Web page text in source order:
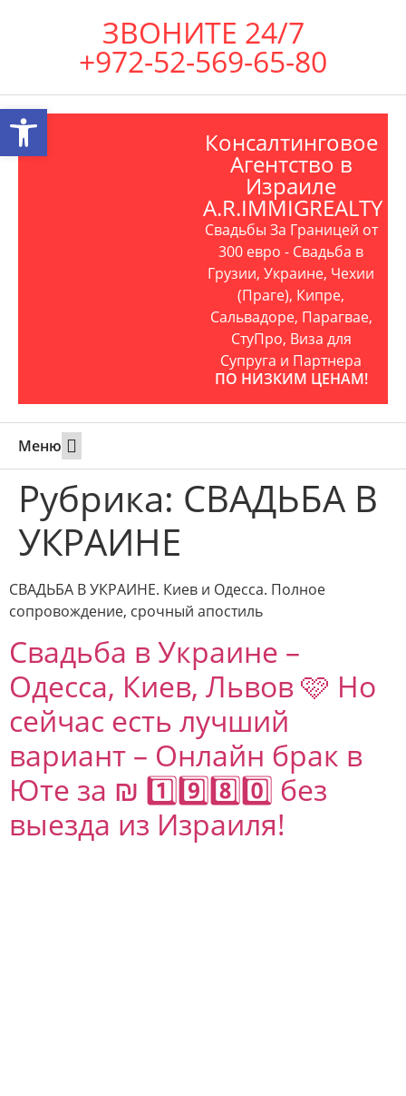
ЗВОНИТЕ 24/7
+972-52-569-65-80
Консалтинговое
Агентство в
Израиле
A.R.IMMIGREALTY
Свадьбы За Границей от
300 евро - Свадьба в
Грузии, Украине, Чехии
(Праге), Кипре,
Сальвадоре, Парагвае,
СтуПро, Виза для
Супруга и Партнера
ПО НИЗКИМ ЦЕНАМ!
Меню
Рубрика: СВАДЬБА В
УКРАИНЕ
СВАДЬБА В УКРАИНЕ. Киев и Одесса. Полное
сопровождение, срочный апостиль
Свадьба в Украине –
Одесса, Киев, Львов 🩷 Но
сейчас есть лучший
вариант – Онлайн брак в
Юте за ₪ 1️⃣9️⃣8️⃣0️⃣ без
выезда из Израиля!
Открыть панель инструментов